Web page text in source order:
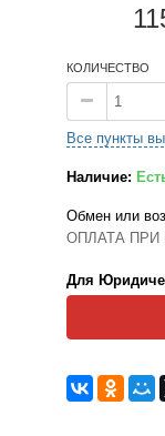
КОЛИЧЕСТВО
Все пункты
Наличие:
Обмен или
ОПЛАТА ПРИ
Для